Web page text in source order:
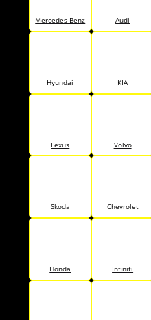
Mercedes-Benz Audi
Hyundai KIA
Lexus Volvo
Skoda Chevrolet
Honda Infiniti